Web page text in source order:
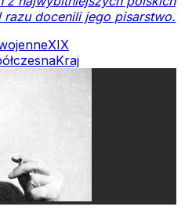
docenili jego pisarstwo.
XIX
Kraj